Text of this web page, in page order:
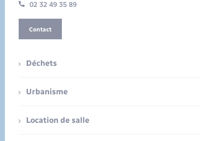
02 32 49 35 89
Contact
Déchets
Urbanisme
Location de salle